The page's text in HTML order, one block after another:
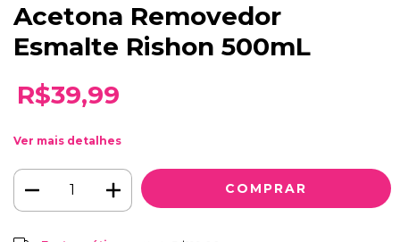
Acetona Removedor
Esmalte Rishon 500mL
R$39,99
Ver mais detalhes